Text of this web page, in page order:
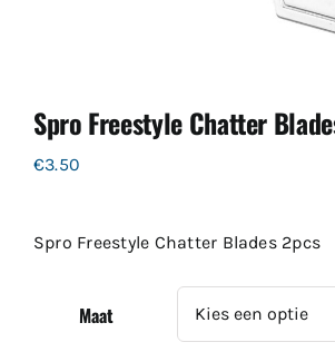
Spro Freestyle Chatter
€3.50
Spro Freestyle Chatter Blades 2pcs
Maat